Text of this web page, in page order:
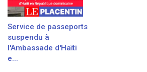
Service de passeports
suspendu à
l'Ambassade d'Haïti
e...